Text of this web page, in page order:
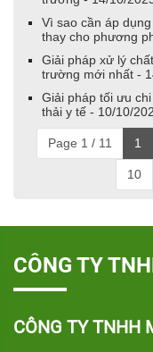
Vì sao cần áp
thay cho phương
Giải pháp xử lý
trường mới nhất -
Giải pháp tối ưu
thải y tế - 10/10/
Page 1 / 11 1
10
CÔNG TY
CÔNG TY TNHH